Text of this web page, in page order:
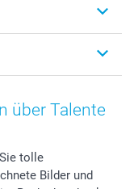
über Talente
tolle
Bilder und